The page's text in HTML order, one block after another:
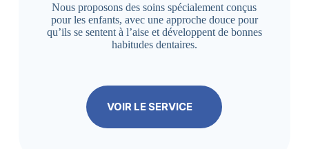
Nous proposons des soins spécialement conçus
pour les enfants, avec une approche douce pour
qu’ils se sentent à l’aise et développent de bonnes
habitudes dentaires.
VOIR LE SERVICE